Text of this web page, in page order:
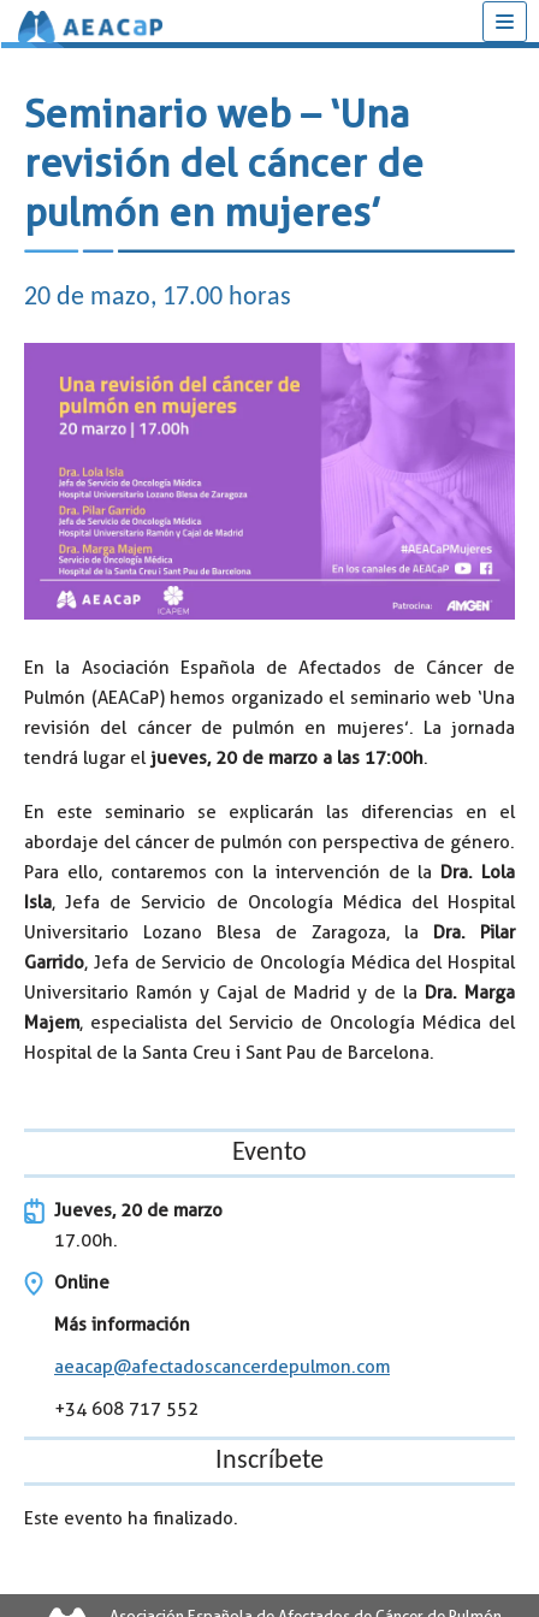
al
contenido
Seminario web – ‘Una
revisión del cáncer de
pulmón en mujeres’
20 de mazo, 17.00 horas
En la Asociación Española de Afectados de Cáncer de
Pulmón (AEACaP) hemos organizado el seminario web ‘Una
revisión del cáncer de pulmón en mujeres’. La jornada
tendrá lugar el jueves, 20 de marzo a las 17:00h.
En este seminario se explicarán las diferencias en el
abordaje del cáncer de pulmón con perspectiva de género.
Para ello, contaremos con la intervención de la Dra. Lola
Isla, Jefa de Servicio de Oncología Médica del Hospital
Universitario Lozano Blesa de Zaragoza, la Dra. Pilar
Garrido, Jefa de Servicio de Oncología Médica del Hospital
Universitario Ramón y Cajal de Madrid y de la Dra. Marga
Majem, especialista del Servicio de Oncología Médica del
Hospital de la Santa Creu i Sant Pau de Barcelona.
Evento
Jueves, 20 de marzo
17.00h.
Online
Más información
aeacap@afectadoscancerdepulmon.com
+34 608 717 552
Inscríbete
Este evento ha finalizado.